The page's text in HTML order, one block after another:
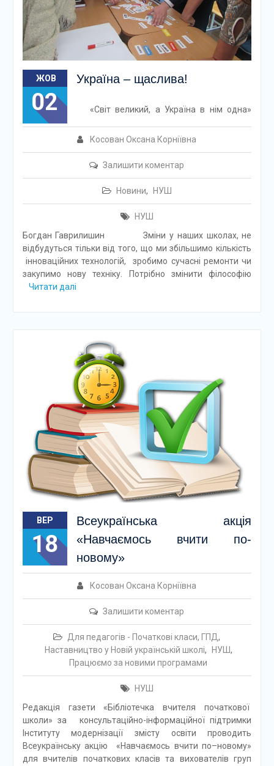
ЖОВ
02
Україна – щаслива!
Косован Оксана Корніївна
Залишити коментар
Новини, НУШ
НУШ
«Світ великий, а Україна в нім одна»
Богдан Гаврилишин Зміни у наших школах, не
відбудуться тільки від того, що ми збільшимо кількість
інноваційних технологій, зробимо сучасні ремонти чи
закупимо нову техніку. Потрібно змінити філософію
Читати далі
ВЕР
18
Всеукраїнська акція
«Навчаємось вчити по-
новому»
Косован Оксана Корніївна
Залишити коментар
Для педагогів - Початкові класи, ГПД,
Наставництво у Новій українській школі, НУШ ,
Працюємо за новими програмами
НУШ
Редакція газети «Бібліотечка вчителя початкової
школи» за консультаційно-інформаційної підтримки
Інституту модернізації змісту освіти проводить
Всеукраїнську акцію «Навчаємось вчити по–новому»
для вчителів початкових класів та вихователів груп